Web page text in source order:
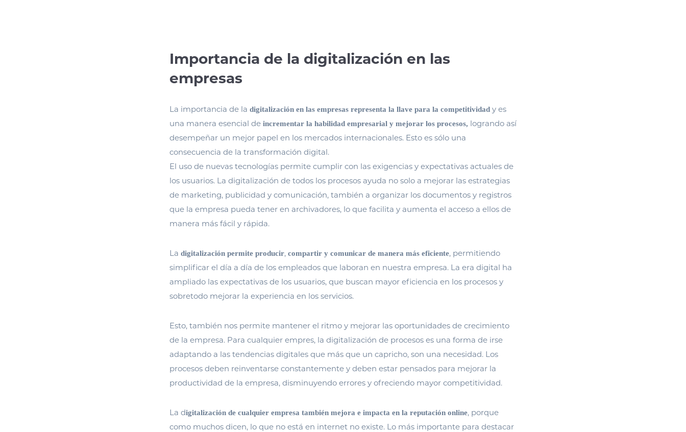
Importancia de la digitalización en las
empresas
La importancia de la digitalización en las empresas representa la llave para la competitividad y es
una manera esencial de incrementar la habilidad empresarial y mejorar los procesos, logrando así
desempeñar un mejor papel en los mercados internacionales. Esto es sólo una
consecuencia de la transformación digital.
El uso de nuevas tecnologías permite cumplir con las exigencias y expectativas actuales de
los usuarios. La digitalización de todos los procesos ayuda no solo a mejorar las estrategias
de marketing, publicidad y comunicación, también a organizar los documentos y registros
que la empresa pueda tener en archivadores, lo que facilita y aumenta el acceso a ellos de
manera más fácil y rápida.
La digitalización permite producir, compartir y comunicar de manera más eficiente, permitiendo
simplificar el día a día de los empleados que laboran en nuestra empresa. La era digital ha
ampliado las expectativas de los usuarios, que buscan mayor eficiencia en los procesos y
sobretodo mejorar la experiencia en los servicios.
Esto, también nos permite mantener el ritmo y mejorar las oportunidades de crecimiento
de la empresa. Para cualquier empres, la digitalización de procesos es una forma de irse
adaptando a las tendencias digitales que más que un capricho, son una necesidad. Los
procesos deben reinventarse constantemente y deben estar pensados para mejorar la
productividad de la empresa, disminuyendo errores y ofreciendo mayor competitividad.
La digitalización de cualquier empresa también mejora e impacta en la reputación online, porque
como muchos dicen, lo que no está en internet no existe. Lo más importante para destacar